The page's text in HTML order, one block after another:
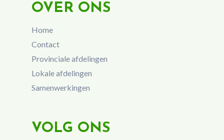
OVER ONS
Home
Contact
Provinciale afdelingen
Lokale afdelingen
Samenwerkingen
VOLG ONS